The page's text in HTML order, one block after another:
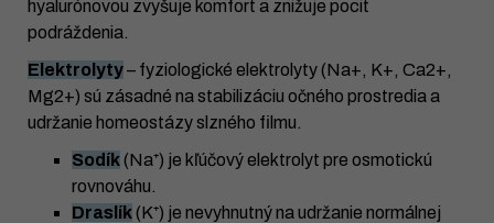
hyalurónovou zvyšuje komfort a znižuje pocit
podráždenia.
Elektrolyty– fyziologické elektrolyty (Na+, K+, Ca2+,
Mg2+) sú zásadné na stabilizáciu očného prostredia a
udržanie homeostázy slzného filmu.
Sodík(Na⁺) je kľúčový elektrolyt pre osmotickú
rovnováhu.
Draslík(K⁺) je nevyhnutný na udržanie normálnej